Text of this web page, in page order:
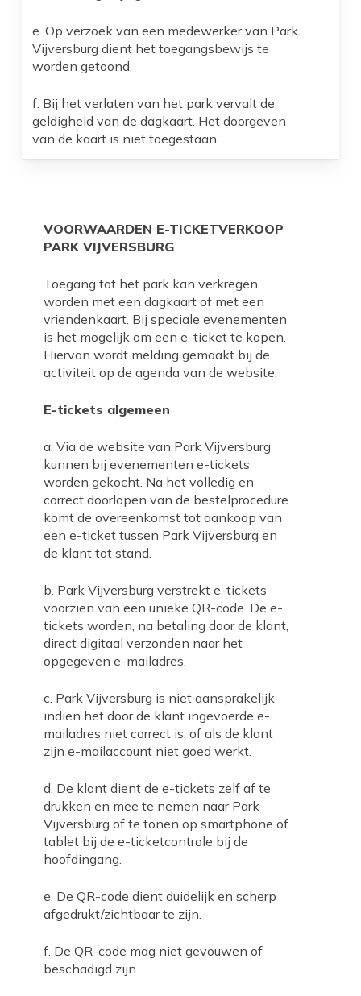
e. Op verzoek van een medewerker van Park
Vijversburg dient het toegangsbewijs te
worden getoond.
f. Bij het verlaten van het park vervalt de
geldigheid van de dagkaart. Het doorgeven
van de kaart is niet toegestaan.
VOORWAARDEN E-TICKETVERKOOP
PARK VIJVERSBURG
Toegang tot het park kan verkregen
worden met een dagkaart of met een
vriendenkaart. Bij speciale evenementen
is het mogelijk om een e-ticket te kopen.
Hiervan wordt melding gemaakt bij de
activiteit op de agenda van de website.
E-tickets algemeen
a. Via de website van Park Vijversburg
kunnen bij evenementen e-tickets
worden gekocht. Na het volledig en
correct doorlopen van de bestelprocedure
komt de overeenkomst tot aankoop van
een e-ticket tussen Park Vijversburg en
de klant tot stand.
b. Park Vijversburg verstrekt e-tickets
voorzien van een unieke QR-code. De e-
tickets worden, na betaling door de klant,
direct digitaal verzonden naar het
opgegeven e-mailadres.
c. Park Vijversburg is niet aansprakelijk
indien het door de klant ingevoerde e-
mailadres niet correct is, of als de klant
zijn e-mailaccount niet goed werkt.
d. De klant dient de e-tickets zelf af te
drukken en mee te nemen naar Park
Vijversburg of te tonen op smartphone of
tablet bij de e-ticketcontrole bij de
hoofdingang.
e. De QR-code dient duidelijk en scherp
afgedrukt/zichtbaar te zijn.
f. De QR-code mag niet gevouwen of
beschadigd zijn.